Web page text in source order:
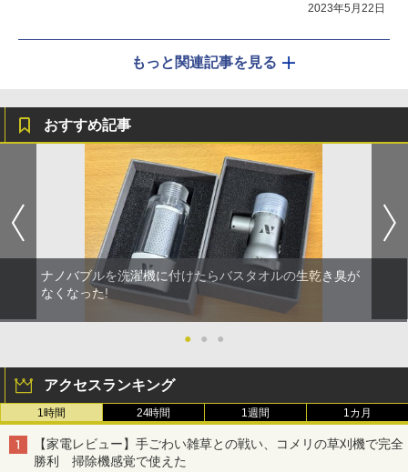
2023年5月22日
もっと関連記事を見る
おすすめ記事
ナノバブルを洗濯機に付けたらバスタオルの生乾き臭が
なくなった!
● ● ●
アクセスランキング
1時間 24時間 1週間 1カ月
【家電レビュー】手ごわい雑草との戦い、コメリの草刈機で完全
勝利 掃除機感覚で使えた